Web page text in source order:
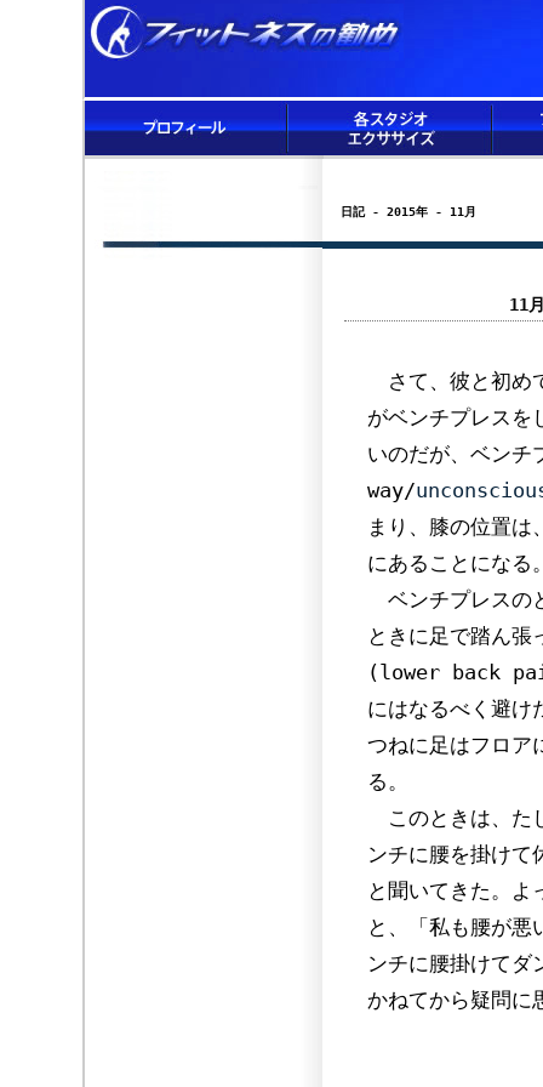
日記 - 2015年 - 11月
11
さて、彼と初め
がベンチプレスを
いのだが、ベン
way/
まり、膝の位置は
にあることになる
ベンチプレスの
ときに足で踏ん張
(lower back
にはなるべく避
つねに足はフロア
る。
このときは、た
ンチに腰を掛けて
と聞いてきた。よ
と、「私も腰が悪
ンチに腰掛けてダ
かねてから疑問に